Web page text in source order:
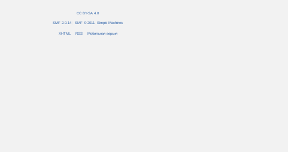
CC BY-SA 4.0
SMF 2.0.14 SMF © 2011 Simple Machines
XHTML RSS Мобильная версия